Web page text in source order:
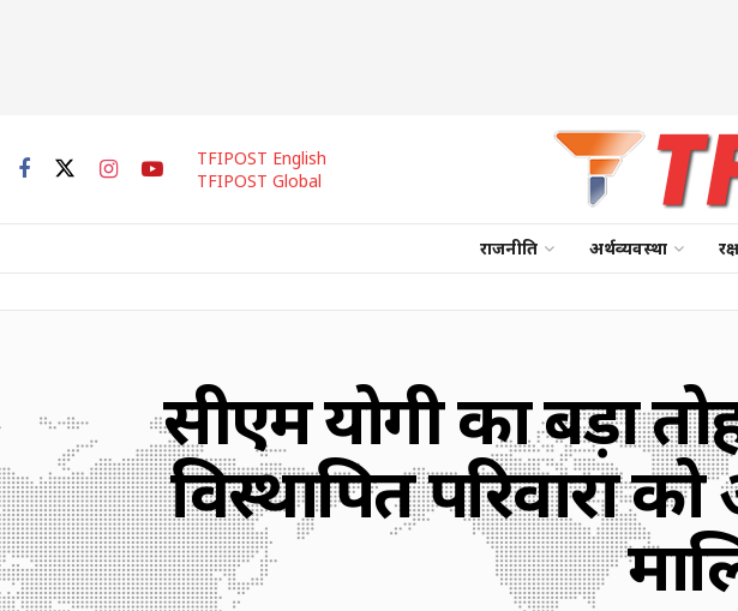
TFIPOST English
TFIPOST Global
राजनीति अर्थव्यवस्था
सीएम योगी का बड़ा
विस्थापित परिवारों